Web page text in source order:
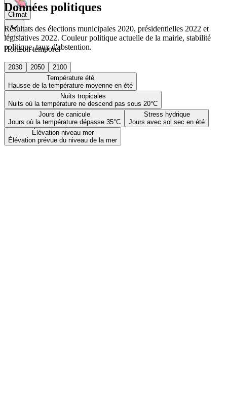
Climat
Horizon temporel
2030 2050
2100
Température été
Hausse de la température moyenne en été
Nuits tropicales
Nuits où la température ne descend pas sous 20°C
Jours de canicule
Jours où la température dépasse 35°C
Stress hydrique
Jours avec sol sec en été
Élévation niveau mer
Élévation prévue du niveau de la mer
Données politiques
Résultats des élections municipales 2020, présidentielles 2022 et
législatives 2022. Couleur politique actuelle de la mairie, stabilité
politique, taux d'abstention.